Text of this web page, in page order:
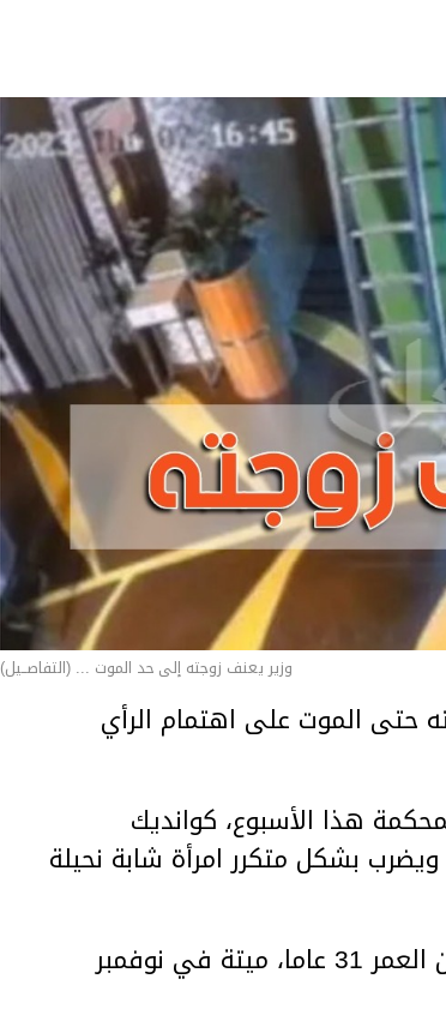
وزير يعنف زوجته إلى حد الموت ... (التفاصــيل)
حتى الموت على اهتمام الرأي
هذا الأسبوع، كوانديك
بشكل متكرر امرأة شابة نحيلة
وعثر على المرأة، سلطانات نوكينوفا، البالغة من العمر 31 عاما، ميتة في نوفمبر